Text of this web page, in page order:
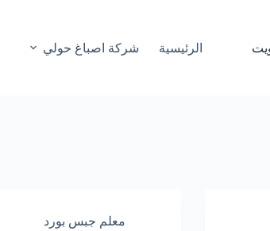
الرئيسية شركة اصباغ حولي
معلم جبس بورد